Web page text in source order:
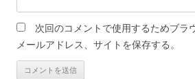
次回のコメントで使用するためブラ
メールアドレス、サイトを保存する。